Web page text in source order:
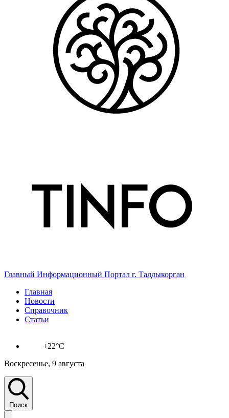
Главный Информационный Портал г. Талдыкорган
Главная
Новости
Справочник
Статьи
+22°C
Воскресенье, 9 августа
Поиск